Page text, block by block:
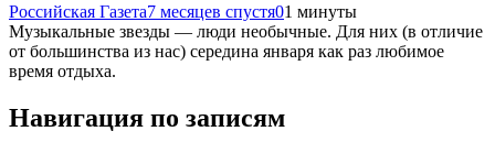
Российская Газета7 месяцев спустя01 минуты
Музыкальные звезды — люди необычные. Для них (в отличие
от большинства из нас) середина января как раз любимое
время отдыха.
Навигация по записям